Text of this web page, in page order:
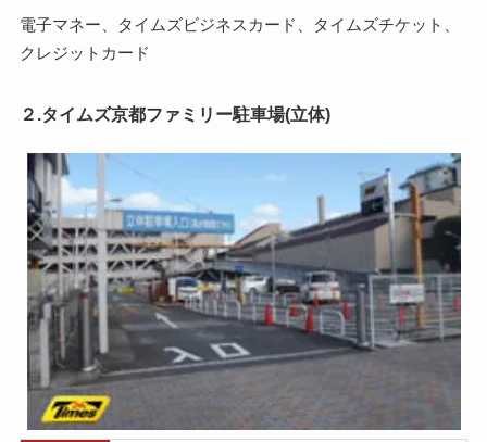
電子マネー、タイムズビジネスカード、タイムズチケット、
クレジットカード
２.タイムズ京都ファミリー駐車場(立体)